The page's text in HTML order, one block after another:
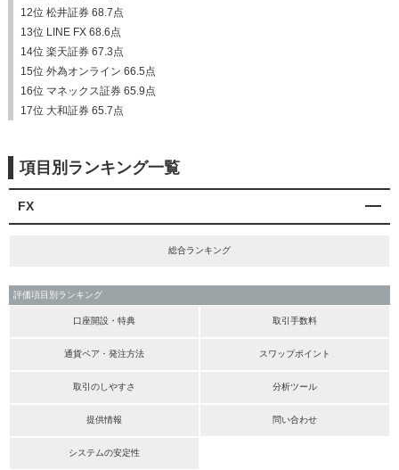
12位 松井証券 68.7点
13位 LINE FX 68.6点
14位 楽天証券 67.3点
15位 外為オンライン 66.5点
16位 マネックス証券 65.9点
17位 大和証券 65.7点
項目別ランキング一覧
FX
総合ランキング
評価項目別ランキング
口座開設・特典 取引手数料
通貨ペア・発注方法 スワップポイント
取引のしやすさ 分析ツール
提供情報 問い合わせ
システムの安定性